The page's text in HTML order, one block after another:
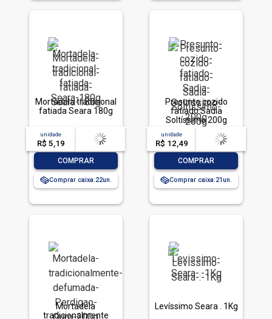
Mortadela tradicional
fatiada Seara 180g
unidade
R$ 5,19
acima de
-- --,--un.
COMPRAR
Comprar caixa:22
Presunto cozido
fatiado Sadia
Soltíssimo 200g
unidade
R$ 12,49
acima de
-- --,--un.
COMPRAR
Comprar caixa:21
Mortadela
tradicionalmente
Levíssimo Seara . 1Kg